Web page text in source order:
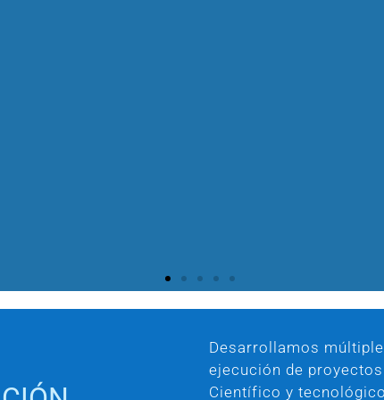
Desarrollamos
ejecución de
Científico y